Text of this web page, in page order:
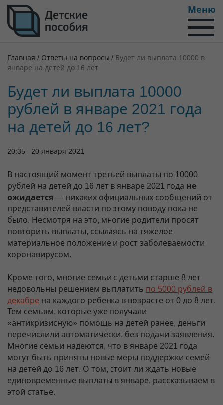
Меню
Главная / Ответы на вопросы / Будет ли выплата 10000 в
январе на детей до 16 лет
Будет ли выплата 10000
рублей в январе 2021 года
на детей до 16 лет?
20:35 20 января 2021
В настоящий момент третьей выплаты по 10000
рублей на детей до 16 лет в январе 2021 года не
ожидается — никаких официальных сообщений от
представителей власти по этому поводу пока не
было. Несмотря на это, многие родители просят
повторить выплаты, ссылаясь на тяжелое
материальное положение и рост заболеваемости
коронавирусом.
Кроме того, многие семьи с детьми старше 8 лет
недовольны решением выплатить по 5000 рублей в
декабре на каждого ребенка в возрасте от 0 до 8 лет.
Тем семьям, которые уже получали
«антикризисную» помощь на детей ранее, деньги
перечислили автоматически, без подачи заявления.
Многие семьи надеются, что в январе 2021 года
могут быть приняты новые меры поддержки семей
на детей до 16 лет. О том, стоит ли ждать новые
единовременные выплаты в январе, рассказываем в
этой статье.